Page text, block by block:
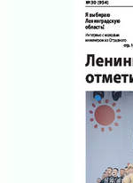
04 августа 2026
Итоги
Кадрового
04 августа 2026
Ставка на
04 августа 2026
В
мобильного
04 августа 2026